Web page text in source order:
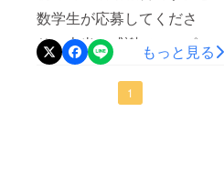
しくないよ」 その言葉に
救われました。 体験者の子
からも「島牧本当にだいす
きになりました」 夕陽をな
いただきました！ 6月から
農業体験者として、２ヶ月
間島牧に滞在しているとし
ている こうへい君に誘わ
数学生が応募してくださ
り、本当に感謝でいっぱい
です！ 人手が何より一番人
手が必要な時がお盆時期。
もっと見る
1